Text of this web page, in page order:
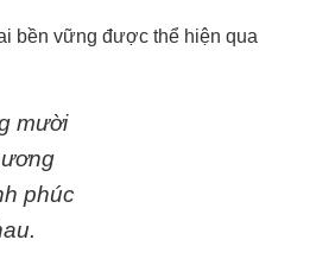
bền vững được thể hiện qua
mười
phúc